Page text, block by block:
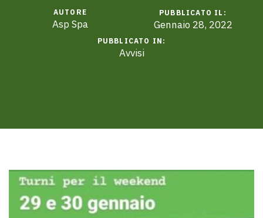
AUTORE
Asp Spa
PUBBLICATO IL:
Gennaio 28, 2022
PUBBLICATO IN:
Avvisi